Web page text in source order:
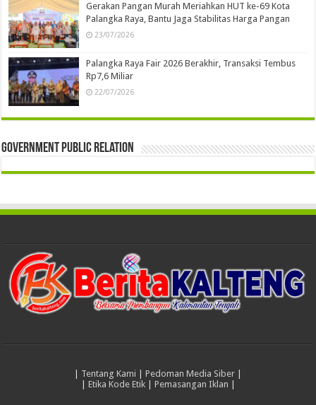
Gerakan Pangan Murah Meriahkan HUT ke-69 Kota
Palangka Raya, Bantu Jaga Stabilitas Harga Pangan
23/07/2026
Palangka Raya Fair 2026 Berakhir, Transaksi Tembus
Rp7,6 Miliar
22/07/2026
Government Public Relation
Tentang Kami Pedoman Media Siber
Etika Kode Etik| Pemasangan Iklan